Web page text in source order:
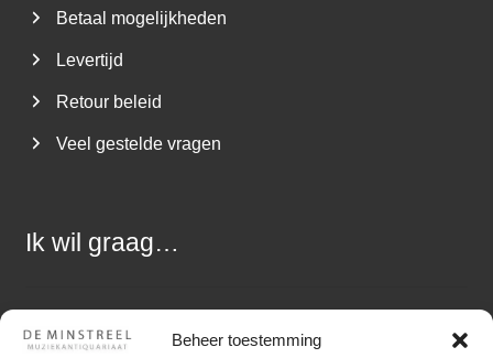
Beheer toestemming
Betaal mogelijkheden
Levertijd
Retour beleid
Veel gestelde vragen
Ik wil graag…